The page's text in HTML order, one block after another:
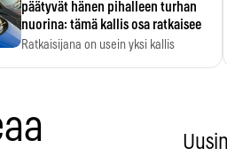
päätyvät hänen pihalleen turhan
nuorina: tämä kallis osa ratkaisee
Ratkaisijana on usein yksi kallis